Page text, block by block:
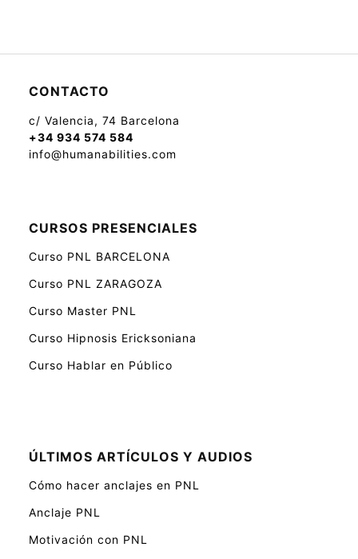
CONTACTO
c/ Valencia, 74 Barcelona
+34 934 574 584
info@humanabilities.com
CURSOS PRESENCIALES
Curso PNL BARCELONA
Curso PNL ZARAGOZA
Curso Master PNL
Curso Hipnosis Ericksoniana
Curso Hablar en Público
ÚLTIMOS ARTÍCULOS Y AUDIOS
Cómo hacer anclajes en PNL
Anclaje PNL
Motivación con PNL